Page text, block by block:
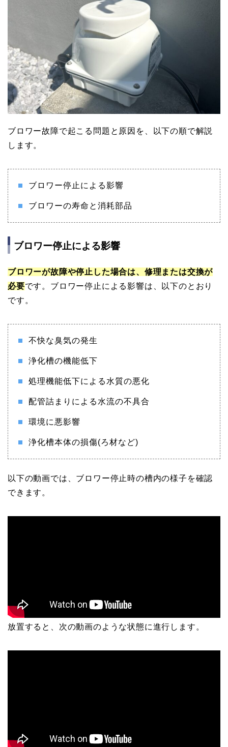
ブロワー故障で起こる問題と原因を、以下の順で解説
します。
ブロワー停止による影響
ブロワーの寿命と消耗部品
ブロワー停止による影響
ブロワーが故障や停止した場合は、修理または交換が
必要です。ブロワー停止による影響は、以下のとおり
です。
不快な臭気の発生
浄化槽の機能低下
処理機能低下による水質の悪化
配管詰まりによる水流の不具合
環境に悪影響
浄化槽本体の損傷(ろ材など)
以下の動画では、ブロワー停止時の槽内の様子を確認
できます。
放置すると、次の動画のような状態に進行します。